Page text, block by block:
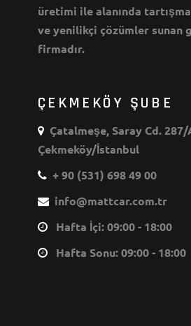
üretimi ile alanında
ve yenilikçi çözümler sunan
firmadır.
ÇEKMEKÖY ŞUBE
Çatalmeşe, Saray Cd. 287/
Çekmeköy/İstanbul
+ 90 (531) 698 49 00
info@mattcar.com.tr
Hafta İçi: 09:00 - 18:00
Hafta Sonu: 09:00 - 18:00